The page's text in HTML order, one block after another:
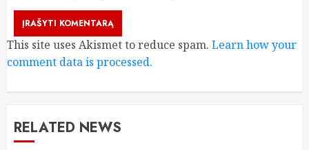
This site uses Akismet to reduce spam. Learn how your
comment data is processed.
RELATED NEWS